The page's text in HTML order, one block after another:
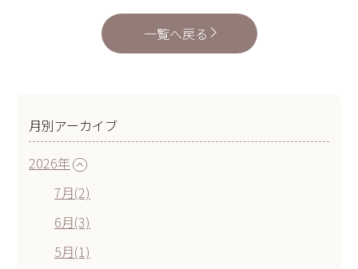
一覧へ戻る
月別アーカイブ
2026年
7月(2)
6月(3)
5月(1)